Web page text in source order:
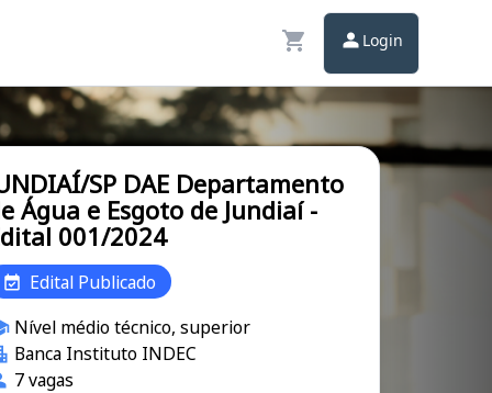
Login
SP DAE Departamento
Água e Esgoto de Jundiaí -
001/2024
Edital Publicado
Nível médio técnico, superior
Banca Instituto INDEC
7 vagas